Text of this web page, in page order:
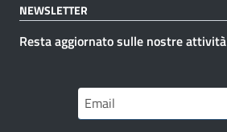
NEWSLETTER
Resta aggiornato sulle nostre attività